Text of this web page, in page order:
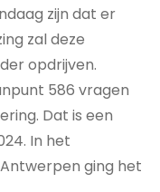
zijn dat er
zal deze
opdrijven.
586 vragen
Dat is een
In het
ging het